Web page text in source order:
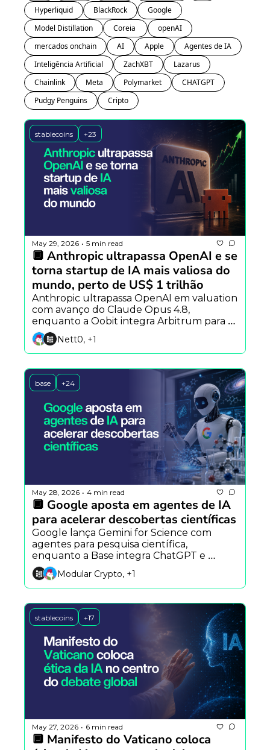
Hyperliquid
BlackRock
Google
Model Distillation
openAI
mercados onchain
AI Apple
Agentes de IA
Inteligência Artificial
ZachXBT
Lazarus
Chainlink
Meta Polymarket
CHATGPT
Pudgy Penguins
Cripto
stablecoins +23
May 29, 2026 • 5 min read
🔲 Anthropic ultrapassa OpenAI e se
torna startup de IA mais valiosa do
mundo, perto de US$ 1 trilhão
Anthropic ultrapassa OpenAI em valuation
com avanço do Claude Opus 4.8,
enquanto a Oobit integra Arbitrum para
pagamentos globais e pesquisadores criam
IA capaz de antecipar perguntas dos
usuários.
Nett0, +1
base +24
May 28, 2026 • 4 min read
🔲 Google aposta em agentes de IA
para acelerar descobertas científicas
Google lança Gemini for Science com
agentes para pesquisa científica,
enquanto a Base integra ChatGPT e
Claude ao DeFi e o YouTube amplia
detecção automática de vídeos gerados
por IA.
Modular Crypto, +1
stablecoins +17
May 27, 2026 • 6 min read
🔲 Manifesto do Vaticano coloca